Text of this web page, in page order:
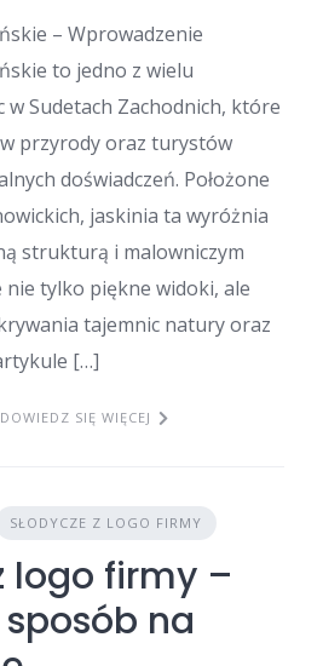
– Wprowadzenie
to jedno z wielu
w Sudetach Zachodnich, które
przyrody oraz turystów
doświadczeń. Położone
jaskinia ta wyróżnia
strukturą i malowniczym
tylko piękne widoki, ale
tajemnic natury oraz
[…]
DOWIEDZ SIĘ WIĘCEJ
SŁODYCZE Z LOGO FIRMY
logo firmy –
na